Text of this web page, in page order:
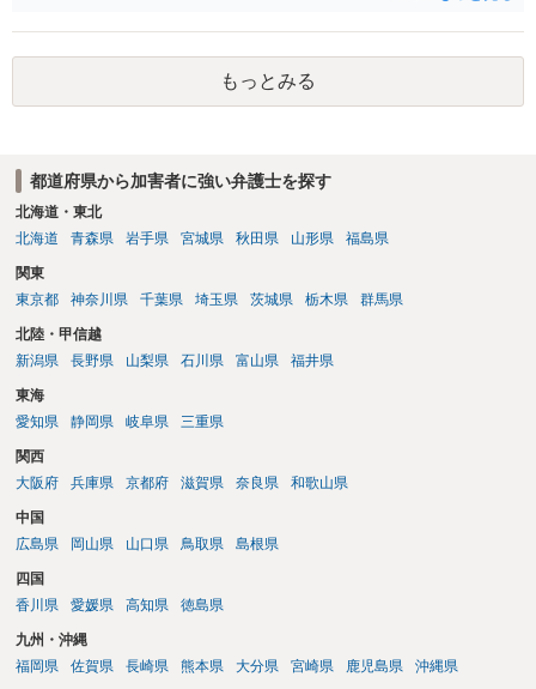
の程度だと聞いているのかということについて、お近くで詳細な法律
相談を受けられたうえで対処方法を探された方がよいと思われます。
一般論でいえば、任意取り調べの場合、ＩＣレコーダーを持参して取
り調べ内容を録音することは必須だと考えます。
もっとみる
都道府県から加害者に強い弁護士を探す
北海道・東北
北海道
青森県 岩手県 宮城県 秋田県 山形県 福島県
関東
東京都
神奈川県 千葉県 埼玉県 茨城県 栃木県 群馬県
北陸・甲信越
新潟県
長野県 山梨県 石川県 富山県 福井県
東海
愛知県
静岡県 岐阜県 三重県
関西
大阪府
兵庫県 京都府 滋賀県 奈良県 和歌山県
中国
広島県
岡山県 山口県 鳥取県 島根県
四国
香川県
愛媛県 高知県 徳島県
九州・沖縄
福岡県
佐賀県 長崎県 熊本県 大分県 宮崎県 鹿児島県 沖縄県